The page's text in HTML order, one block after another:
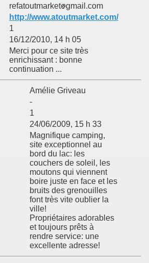
refatoutmarket gmail.com
http://www.atoutmarket.com/
1
16/12/2010, 14 h 05
Merci pour ce site très
enrichissant : bonne
continuation ...
Amélie Griveau
-
1
24/06/2009, 15 h 33
Magnifique camping,
site exceptionnel au
bord du lac: les
couchers de soleil, les
moutons qui viennent
boire juste en face et les
bruits des grenouilles
font très vite oublier la
ville!
Propriétaires adorables
et toujours prêts à
rendre service: une
excellente adresse!